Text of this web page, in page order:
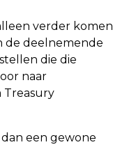
verder komen
de deelnemende
die die
naar
Treasury
een gewone